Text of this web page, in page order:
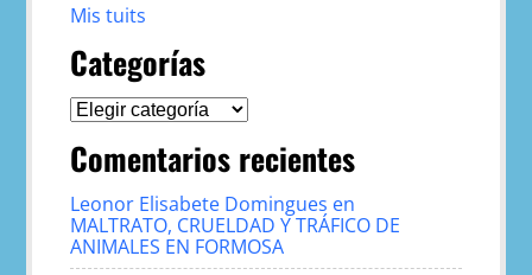
Mis tuits
Categorías
Categorías
Comentarios recientes
Leonor Elisabete Domingues en
MALTRATO, CRUELDAD Y TRÁFICO DE
ANIMALES EN FORMOSA